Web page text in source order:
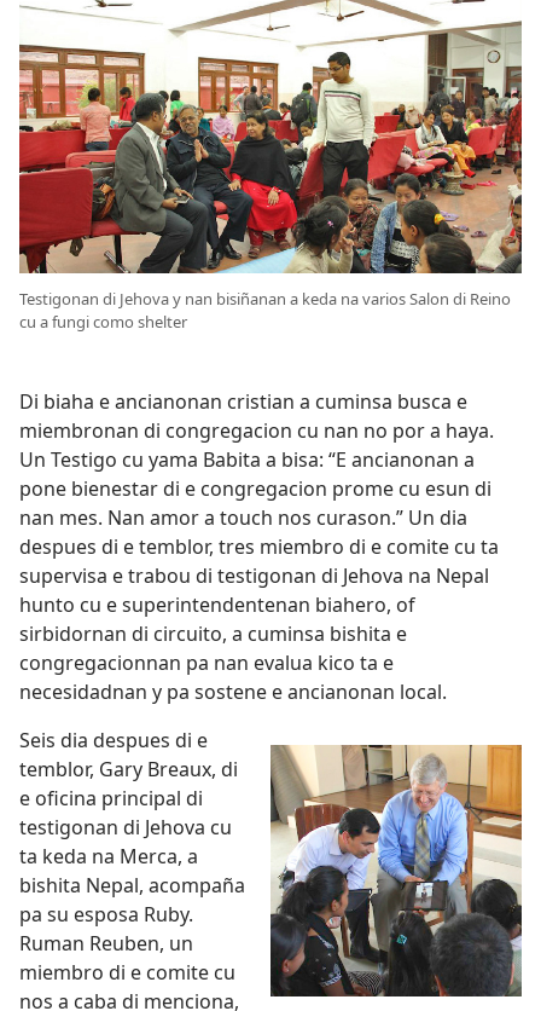
Testigonan di Jehova y nan bisiñanan a keda na varios Salon di Reino
cu a fungi como shelter
Di biaha e ancianonan cristian a cuminsa busca e
miembronan di congregacion cu nan no por a haya.
Un Testigo cu yama Babita a bisa: “E ancianonan a
pone bienestar di e congregacion prome cu esun di
nan mes. Nan amor a touch nos curason.” Un dia
despues di e temblor, tres miembro di e comite cu ta
supervisa e trabou di testigonan di Jehova na Nepal
hunto cu e superintendentenan biahero, of
sirbidornan di circuito, a cuminsa bishita e
congregacionnan pa nan evalua kico ta e
necesidadnan y pa sostene e ancianonan local.
Seis dia despues di e
temblor, Gary Breaux, di
e oficina principal di
testigonan di Jehova cu
ta keda na Merca, a
bishita Nepal, acompaña
pa su esposa Ruby.
Ruman Reuben, un
miembro di e comite cu
nos a caba di menciona,